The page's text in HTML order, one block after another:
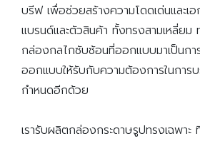
บรีฟ เพื่อช่วยสร้างความโดดเด่นและเ
แบรนด์และตัวสินค้า ทั้งทรงสามเหลี่ยม
กล่องกลไกซับซ้อนที่ออกแบบมาเป็นกา
ออกแบบให้รับกับความต้องการในการ
กำหนดอีกด้วย
เรารับผลิตกล่องกระดาษรูปทรงเฉพาะ